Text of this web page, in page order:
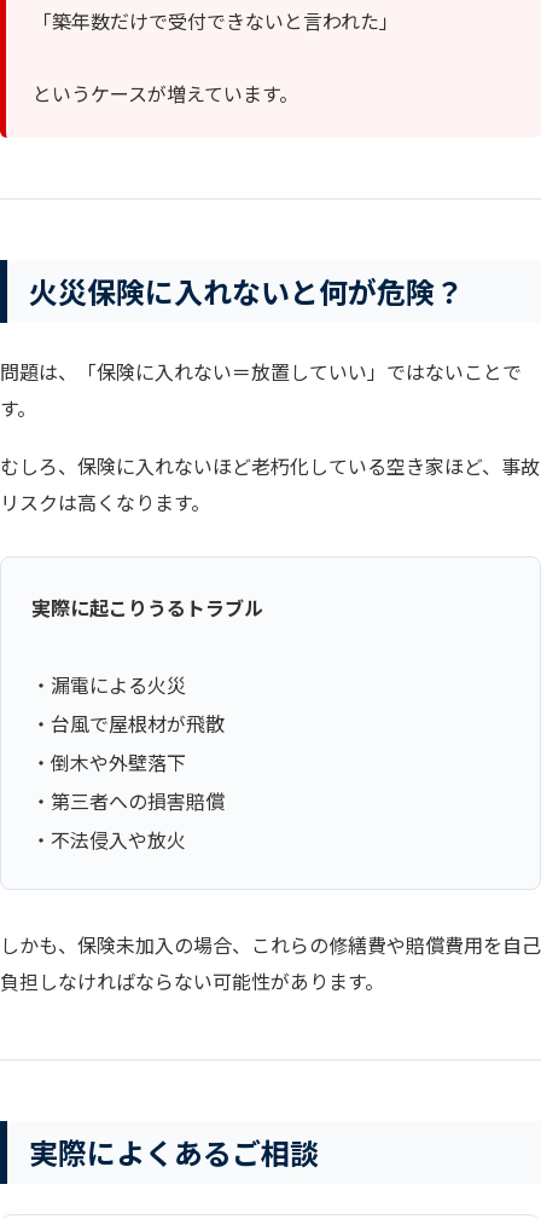
「築年数だけで受付できないと言われた」
というケースが増えています。
火災保険に入れないと何が危険？
問題は、「保険に入れない＝放置していい」ではないことで
す。
むしろ、保険に入れないほど老朽化している空き家ほど、事故
リスクは高くなります。
実際に起こりうるトラブル
・漏電による火災
・台風で屋根材が飛散
・倒木や外壁落下
・第三者への損害賠償
・不法侵入や放火
しかも、保険未加入の場合、これらの修繕費や賠償費用を自己
負担しなければならない可能性があります。
実際によくあるご相談